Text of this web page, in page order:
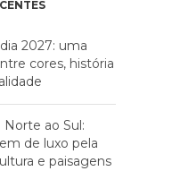
2027: uma
cores, história
ao Sul:
de luxo pela
e paisagens